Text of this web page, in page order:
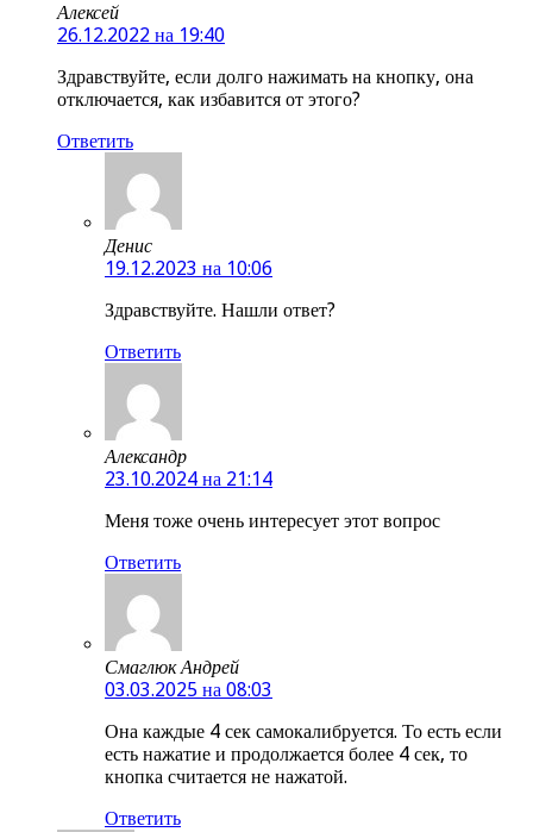
Алексей
26.12.2022 на 19:40
Здравствуйте, если долго нажимать на кнопку, она
отключается, как избавится от этого?
Ответить
Денис
19.12.2023 на 10:06
Здравствуйте. Нашли ответ?
Ответить
Александр
23.10.2024 на 21:14
Меня тоже очень интересует этот вопрос
Ответить
Смаглюк Андрей
03.03.2025 на 08:03
Она каждые 4 сек самокалибруется. То есть если
есть нажатие и продолжается более 4 сек, то
кнопка считается не нажатой.
Ответить